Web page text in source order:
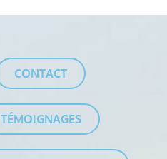
CONTACT
TÉMOIGNAGES